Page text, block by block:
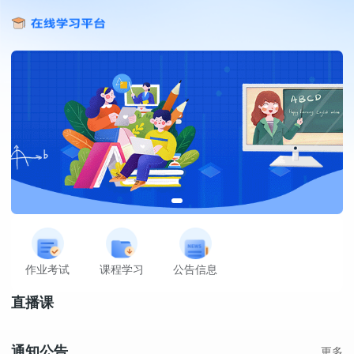
作业考试 课程学习 公告信息
直播课
更多